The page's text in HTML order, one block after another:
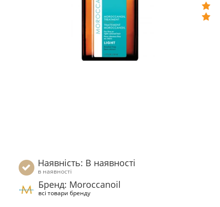
Наявність: В наявності
в наявності
Бренд: Moroccanoil
всі товари бренду